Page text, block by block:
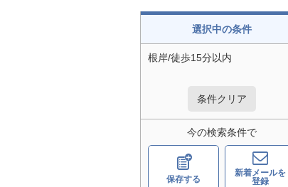
選択中の条件
根岸/徒歩15分以内
条件クリア
今の検索条件で
保存する
新着メールを
登録